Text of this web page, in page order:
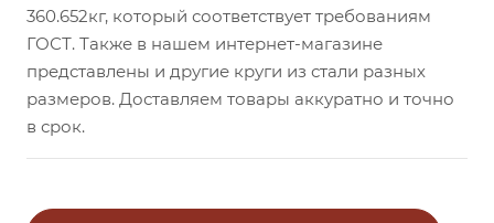
360.652кг, который соответствует требованиям
ГОСТ. Также в нашем интернет-магазине
представлены и другие круги из стали разных
размеров. Доставляем товары аккуратно и точно
в срок.